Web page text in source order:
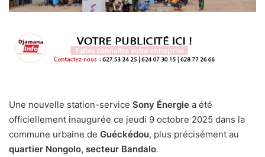
Une nouvelle station-service Sony Énergie a été
officiellement inaugurée ce jeudi 9 octobre 2025 dans la
commune urbaine de Guéckédou, plus précisément au
quartier Nongolo, secteur Bandalo.